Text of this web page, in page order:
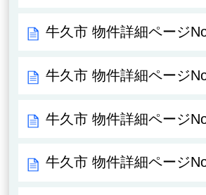
牛久市 物件詳細ページ
牛久市 物件詳細ページ
牛久市 物件詳細ページ
牛久市 物件詳細ページ